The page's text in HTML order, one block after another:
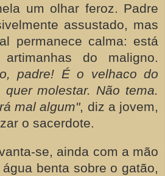
um olhar feroz. Padre
assustado, mas
permanece calma: está
do maligno.
padre! É o velhaco do
molestar. Não tema.
mal algum", diz a jovem,
o sacerdote.
se, ainda com a mão
benta sobre o gatão,